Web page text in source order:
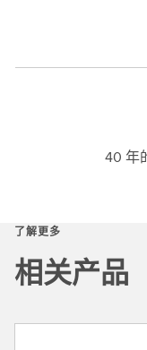
40 年
了解更多
相关产品